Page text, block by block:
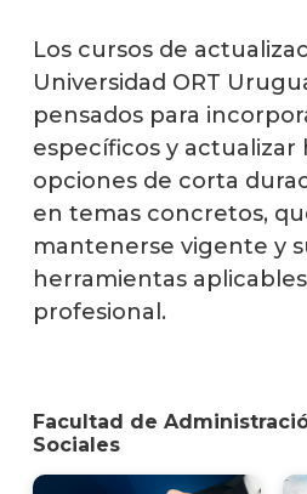
Los cursos de
Universidad ORT
pensados para
específicos y actualizar
opciones de corta
en temas concretos,
mantenerse vigente y
herramientas
profesional.
Facultad de
Sociales